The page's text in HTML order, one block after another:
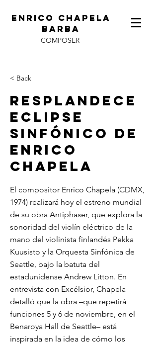
ENRICO CHAPELA
BARBA
COMPOSER
< Back
Resplandece
eclipse
sinfónico de
Enrico
Chapela
El compositor Enrico Chapela (CDMX,
1974) realizará hoy el estreno mundial
de su obra Antiphaser, que explora la
sonoridad del violín eléctrico de la
mano del violinista finlandés Pekka
Kuusisto y la Orquesta Sinfónica de
Seattle, bajo la batuta del
estadunidense Andrew Litton. En
entrevista con Excélsior, Chapela
detalló que la obra –que repetirá
funciones 5 y 6 de noviembre, en el
Benaroya Hall de Seattle– está
inspirada en la idea de cómo los